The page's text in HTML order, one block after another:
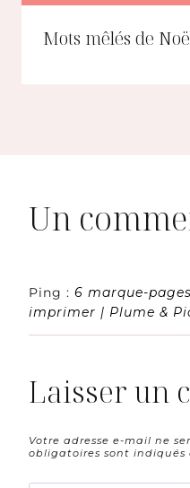
Mots mêlés de
Un
Ping : 6 marque-
imprimer | Plume &
Laisser un
Votre adresse e-mail ne
obligatoires sont indiqués